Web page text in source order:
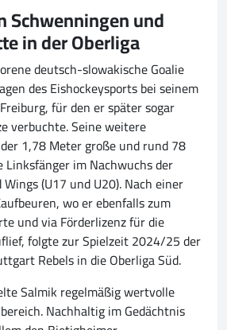
Schwenningen und
in der Oberliga
deutsch-slowakische Goalie
des Eishockeysports bei seinem
für den er später sogar
verbuchte. Seine weitere
1,78 Meter große und rund 78
Linksfänger im Nachwuchs der
(U17 und U20). Nach einer
wo er ebenfalls zum
und via Förderlizenz für die
folgte zur Spielzeit 2024/25 der
Rebels in die Oberliga Süd.
Salmik regelmäßig wertvolle
Nachhaltig im Gedächtnis